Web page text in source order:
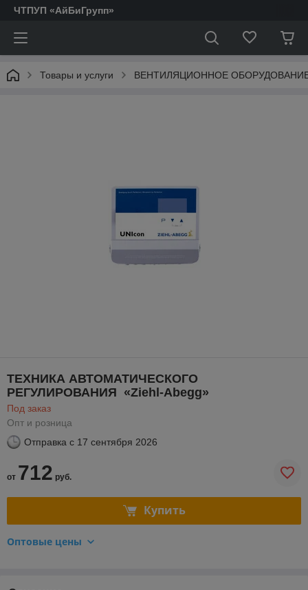
ЧТПУП «АйБиГрупп»
Товары и услуги ВЕНТИЛЯЦИОННОЕ
ТЕХНИКА АВТОМАТИЧЕСКОГО
РЕГУЛИРОВАНИЯ «Ziehl-Abegg»
Под заказ
Опт и розница
Отправка с 17 сентября 2026
от 712 руб.
Купить
Оптовые цены